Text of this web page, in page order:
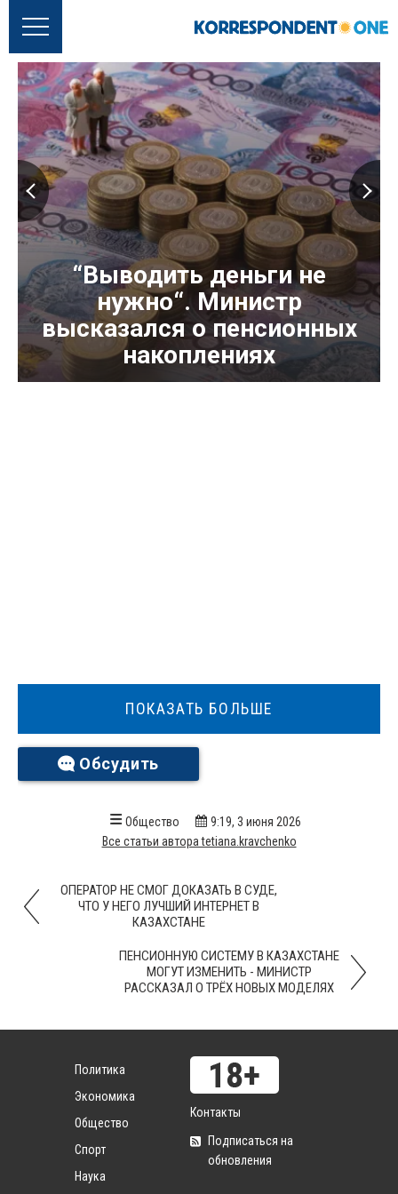
“Выводить деньги не
нужно“. Министр
высказался о пенсионных
накоплениях
ПОКАЗАТЬ БОЛЬШЕ
Обсудить
Общество
9:19, 3 июня 2026
Все статьи автора tetiana.kravchenko
ОПЕРАТОР НЕ СМОГ ДОКАЗАТЬ В СУДЕ,
ЧТО У НЕГО ЛУЧШИЙ ИНТЕРНЕТ В
КАЗАХСТАНЕ
ПЕНСИОННУЮ СИСТЕМУ В КАЗАХСТАНЕ
МОГУТ ИЗМЕНИТЬ - МИНИСТР
РАССКАЗАЛ О ТРЁХ НОВЫХ МОДЕЛЯХ
Политика
Экономика
Общество
Спорт
Наука
Контакты
Подписаться на
обновления